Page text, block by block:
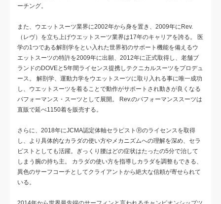
ーチング。
また、ウエットスーツ業界に2002年から身を置き、2009年にRev.
（レヴ）を立ち上げウエットスーツ業界は17年のキャリアを誇る。 医
学の1つである解剖学をとい入れた世界初のサポート機能を備えるウ
エットスーツの特許を2009年に出願、2012年に正式取得し、老舗ブ
ランドのDOVEと5年間ライセンス提携しテクニカルスーツをプロデュ
ース。 解剖学、運動力学をウエットスーツに取り入れる事に唯一成功
し、ウエットスーツを着ることで動作がサポートされ動きが良くなる
パフォーマンス・スーツとして展開。 Rev.のパフォーマンススーツは
直販で延べ1150着を販売する。
さらに、2018年にJCMA認定体軸セラピストⓇのライセンスを取得
し、より具体的なカラダの使い方やメカニズムへの理解を深め、セラ
ピストとしても活躍。ぎっくり腰はどの症状はたったの5分で治して
しまう腕の持ち主。 カラダの使い方を指導しカラダを調整もできる、
異色のサーフコーチとしてクライアントから絶大な信頼が寄せられて
いる。